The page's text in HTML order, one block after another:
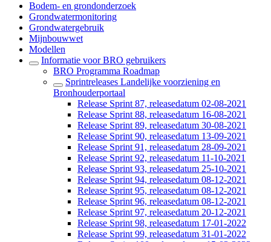
Bodem- en grondonderzoek
Grondwatermonitoring
Grondwatergebruik
Mijnbouwwet
Modellen
Informatie voor BRO gebruikers
BRO Programma Roadmap
Sprintreleases Landelijke voorziening en
Bronhouderportaal
Release Sprint 87, releasedatum 02-08-2021
Release Sprint 88, releasedatum 16-08-2021
Release Sprint 89, releasedatum 30-08-2021
Release Sprint 90, releasedatum 13-09-2021
Release Sprint 91, releasedatum 28-09-2021
Release Sprint 92, releasedatum 11-10-2021
Release Sprint 93, releasedatum 25-10-2021
Release Sprint 94, releasedatum 08-12-2021
Release Sprint 95, releasedatum 08-12-2021
Release Sprint 96, releasedatum 08-12-2021
Release Sprint 97, releasedatum 20-12-2021
Release Sprint 98, releasedatum 17-01-2022
Release Sprint 99, releasedatum 31-01-2022